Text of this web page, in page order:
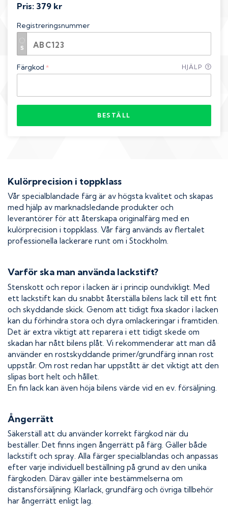
Pris: 379 kr
Registreringsnummer
Färgkod * HJÄLP
BESTÄLL
Kulörprecision i toppklass
Vår specialblandade färg är av högsta kvalitet och skapas
med hjälp av marknadsledande produkter och
leverantörer för att återskapa originalfärg med en
kulörprecision i toppklass. Vår färg används av flertalet
professionella lackerare runt om i Stockholm.
Varför ska man använda lackstift?
Stenskott och repor i lacken är i princip oundvikligt. Med
ett lackstift kan du snabbt återställa bilens lack till ett fint
och skyddande skick. Genom att tidigt fixa skador i lacken
kan du förhindra stora och dyra omlackeringar i framtiden.
Det är extra viktigt att reparera i ett tidigt skede om
skadan har nått bilens plåt. Vi rekommenderar att man då
använder en rostskyddande primer/grundfärg innan rost
uppstår. Om rost redan har uppstått är det viktigt att den
slipas bort helt och hållet.
En fin lack kan även höja bilens värde vid en ev. försäljning.
Ångerrätt
Säkerställ att du använder korrekt färgkod när du
beställer. Det finns ingen ångerrätt på färg. Gäller både
lackstift och spray. Alla färger specialblandas och anpassas
efter varje individuell beställning på grund av den unika
färgkoden. Därav gäller inte bestämmelserna om
distansförsäljning. Klarlack, grundfärg och övriga tillbehör
har ångerrätt enligt lag.